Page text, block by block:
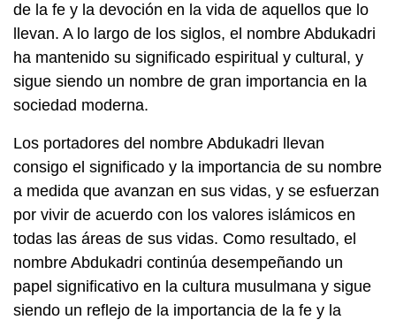
de la fe y la devoción en la vida de aquellos que lo
llevan. A lo largo de los siglos, el nombre Abdukadri
ha mantenido su significado espiritual y cultural, y
sigue siendo un nombre de gran importancia en la
sociedad moderna.
Los portadores del nombre Abdukadri llevan
consigo el significado y la importancia de su nombre
a medida que avanzan en sus vidas, y se esfuerzan
por vivir de acuerdo con los valores islámicos en
todas las áreas de sus vidas. Como resultado, el
nombre Abdukadri continúa desempeñando un
papel significativo en la cultura musulmana y sigue
siendo un reflejo de la importancia de la fe y la